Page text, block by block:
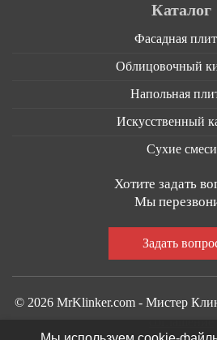
Каталог
Фасадная
Облицовочный
Напольная
Искусственный
Сухие смеси
Хотите задать
Мы
© 2026 MrKlinker.com - Мистер